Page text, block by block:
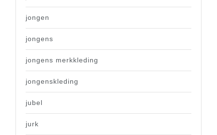
jongen
jongens
jongens merkkleding
jongenskleding
jubel
jurk